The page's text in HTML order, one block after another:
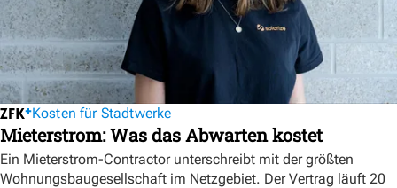
Kosten für Stadtwerke
Mieterstrom: Was das Abwarten kostet
Ein Mieterstrom-Contractor unterschreibt mit der größten
Wohnungsbaugesellschaft im Netzgebiet. Der Vertrag läuft 20